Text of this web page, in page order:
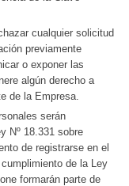
cualquier solicitud
previamente
o exponer las
algún derecho a
de la Empresa.
serán
Nº 18.331 sobre
de registrarse en el
de la Ley
formarán parte de